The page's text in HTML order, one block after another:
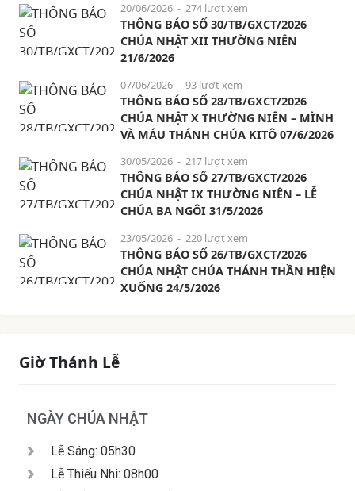
20/06/2026 - 274 lượt xem
THÔNG BÁO SỐ 30/TB/GXCT/2026
CHÚA NHẬT XII THƯỜNG NIÊN
21/6/2026
07/06/2026 - 93 lượt xem
THÔNG BÁO SỐ 28/TB/GXCT/2026
CHÚA NHẬT X THƯỜNG NIÊN – MÌNH
VÀ MÁU THÁNH CHÚA KITÔ 07/6/2026
30/05/2026 - 217 lượt xem
THÔNG BÁO SỐ 27/TB/GXCT/2026
CHÚA NHẬT IX THƯỜNG NIÊN – LỄ
CHÚA BA NGÔI 31/5/2026
23/05/2026 - 220 lượt xem
THÔNG BÁO SỐ 26/TB/GXCT/2026
CHÚA NHẬT CHÚA THÁNH THẦN HIỆN
XUỐNG 24/5/2026
Giờ Thánh Lễ
NGÀY CHÚA NHẬT
Lễ Sáng: 05h30
Lễ Thiếu Nhi: 08h00